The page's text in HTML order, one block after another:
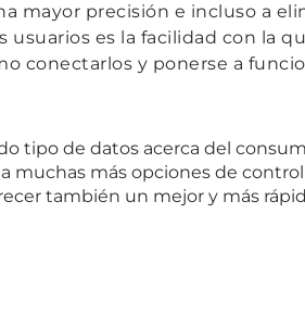
mayor precisión e incluso a
es la facilidad con la
conectarlos y ponerse a
tipo de datos acerca del
muchas más opciones de
también un mejor y más